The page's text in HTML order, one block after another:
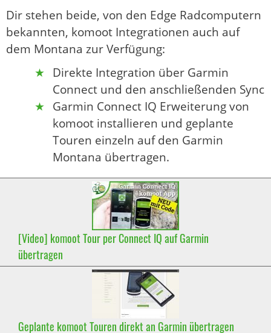
Dir stehen beide, von den Edge Radcomputern
bekannten, komoot Integrationen auch auf
dem Montana zur Verfügung:
Direkte Integration über Garmin
Connect und den anschließenden Sync
Garmin Connect IQ Erweiterung von
komoot installieren und geplante
Touren einzeln auf den Garmin
Montana übertragen.
[Video] komoot Tour per Connect IQ auf Garmin
übertragen
Geplante komoot Touren direkt an Garmin übertragen